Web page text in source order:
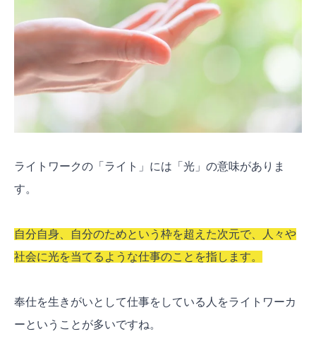
ライトワークの「ライト」には「光」の意味がありま
す。
自分自身、自分のためという枠を超えた次元で、人々や
社会に光を当てるような仕事のことを指します。
奉仕を生きがいとして仕事をしている人をライトワーカ
ーということが多いですね。